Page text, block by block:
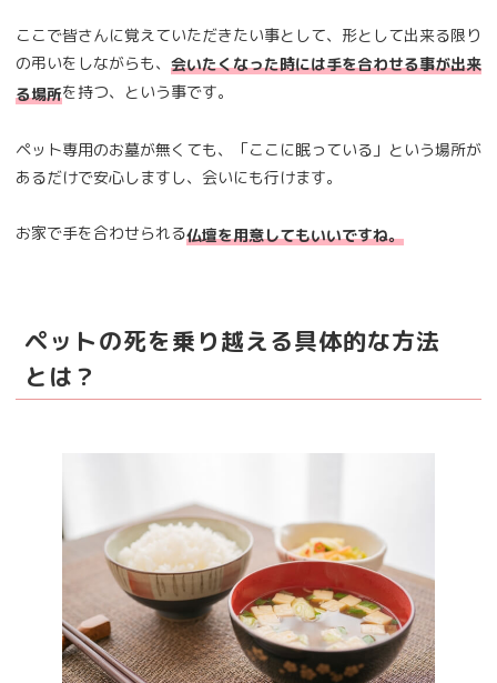
ここで皆さんに覚えていただきたい事として、形として出来る限り
の弔いをしながらも、 会いたくなった時には手を合わせる事が出来
る場所を持つ、という事です。
ペット専用のお墓が無くても、「ここに眠っている」という場所が
あるだけで安心しますし、会いにも行けます。
お家で手を合わせられる仏壇を用意してもいいですね。
ペットの死を乗り越える具体的な方法
とは？